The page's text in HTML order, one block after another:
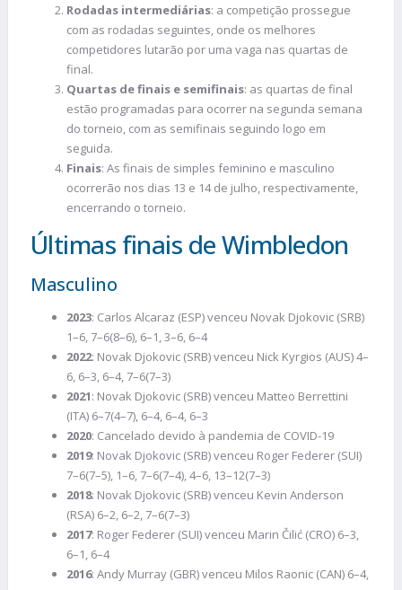
Rodadas intermediárias: a competição prossegue
com as rodadas seguintes, onde os melhores
competidores lutarão por uma vaga nas quartas de
final.
Quartas de finais e semifinais: as quartas de final
estão programadas para ocorrer na segunda semana
do torneio, com as semifinais seguindo logo em
seguida.
Finais: As finais de simples feminino e masculino
ocorrerão nos dias 13 e 14 de julho, respectivamente,
encerrando o torneio.
Últimas finais de Wimbledon
Masculino
2023: Carlos Alcaraz (ESP) venceu Novak Djokovic (SRB)
1–6, 7–6(8–6), 6–1, 3–6, 6–4
2022: Novak Djokovic (SRB) venceu Nick Kyrgios (AUS) 4–
6, 6–3, 6–4, 7–6(7–3)
2021: Novak Djokovic (SRB) venceu Matteo Berrettini
(ITA) 6–7(4–7), 6–4, 6–4, 6–3
2020: Cancelado devido à pandemia de COVID-19
2019: Novak Djokovic (SRB) venceu Roger Federer (SUI)
7–6(7–5), 1–6, 7–6(7–4), 4–6, 13–12(7–3)
2018: Novak Djokovic (SRB) venceu Kevin Anderson
(RSA) 6–2, 6–2, 7–6(7–3)
2017: Roger Federer (SUI) venceu Marin Čilić (CRO) 6–3,
6–1, 6–4
2016: Andy Murray (GBR) venceu Milos Raonic (CAN) 6–4,